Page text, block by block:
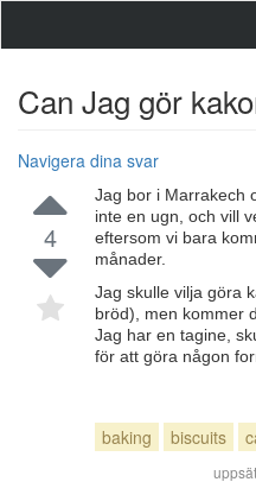
Can Jag gör
Navigera dina svar
4
Jag bor i Marrakech
inte en ugn, och vill
eftersom vi bara
månader.
Jag skulle vilja göra
bröd), men kommer
Jag har en tagine,
för att göra någon
baking biscuits